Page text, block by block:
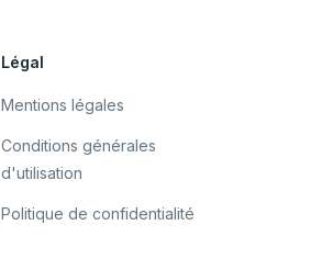
Légal
Mentions légales
Conditions générales
d'utilisation
Politique de confidentialité